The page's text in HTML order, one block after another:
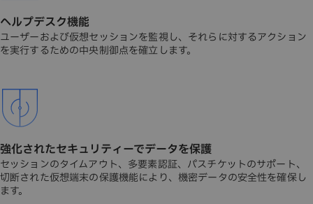
ヘルプデスク機能
ユーザーおよび仮想セッションを監視し、それらに対するアクション
を実行するための中央制御点を確立します。
強化されたセキュリティーでデータを保護
セッションのタイムアウト、多要素認証、パスチケットのサポート、
切断された仮想端末の保護機能により、機密データの安全性を確保し
ます。